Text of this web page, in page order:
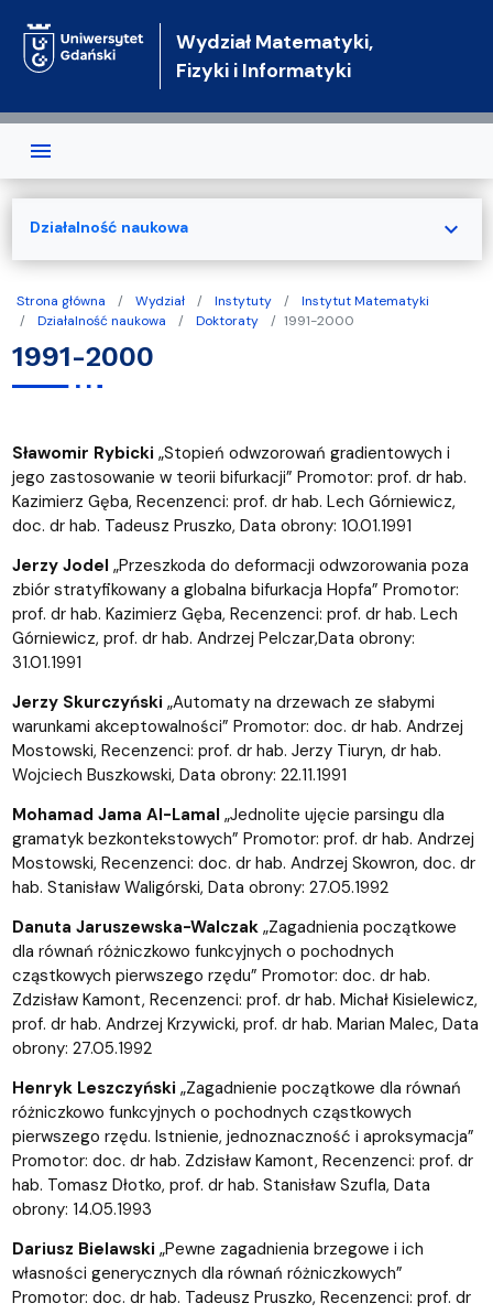
Wydział Matematyki,
Fizyki i Informatyki
Strona główna Wydział Instytuty
Instytut Matematyki
Działalność naukowa
Doktoraty 1991-2000
1991-2000
Sławomir Rybicki „Stopień odwzorowań gradientowych i
jego zastosowanie w teorii bifurkacji” Promotor: prof. dr hab.
Kazimierz Gęba, Recenzenci: prof. dr hab. Lech Górniewicz,
doc. dr hab. Tadeusz Pruszko, Data obrony: 10.01.1991
Jerzy Jodel „Przeszkoda do deformacji odwzorowania poza
zbiór stratyfikowany a globalna bifurkacja Hopfa” Promotor:
prof. dr hab. Kazimierz Gęba, Recenzenci: prof. dr hab. Lech
Górniewicz, prof. dr hab. Andrzej Pelczar,Data obrony:
31.01.1991
Jerzy Skurczyński „Automaty na drzewach ze słabymi
warunkami akceptowalności” Promotor: doc. dr hab. Andrzej
Mostowski, Recenzenci: prof. dr hab. Jerzy Tiuryn, dr hab.
Wojciech Buszkowski, Data obrony: 22.11.1991
Mohamad Jama Al-Lamal „Jednolite ujęcie parsingu dla
gramatyk bezkontekstowych” Promotor: prof. dr hab. Andrzej
Mostowski, Recenzenci: doc. dr hab. Andrzej Skowron, doc. dr
hab. Stanisław Waligórski, Data obrony: 27.05.1992
Danuta Jaruszewska-Walczak„Zagadnienia początkowe
dla równań różniczkowo funkcyjnych o pochodnych
cząstkowych pierwszego rzędu” Promotor: doc. dr hab.
Zdzisław Kamont, Recenzenci: prof. dr hab. Michał Kisielewicz,
prof. dr hab. Andrzej Krzywicki, prof. dr hab. Marian Malec, Data
obrony: 27.05.1992
Henryk Leszczyński „Zagadnienie początkowe dla równań
różniczkowo funkcyjnych o pochodnych cząstkowych
pierwszego rzędu. Istnienie, jednoznaczność i aproksymacja”
Promotor: doc. dr hab. Zdzisław Kamont, Recenzenci: prof. dr
hab. Tomasz Dłotko, prof. dr hab. Stanisław Szufla, Data
obrony: 14.05.1993
Dariusz Bielawski „Pewne zagadnienia brzegowe i ich
własności generycznych dla równań różniczkowych”
Promotor: doc. dr hab. Tadeusz Pruszko, Recenzenci: prof. dr
Działalność naukowa expand_more